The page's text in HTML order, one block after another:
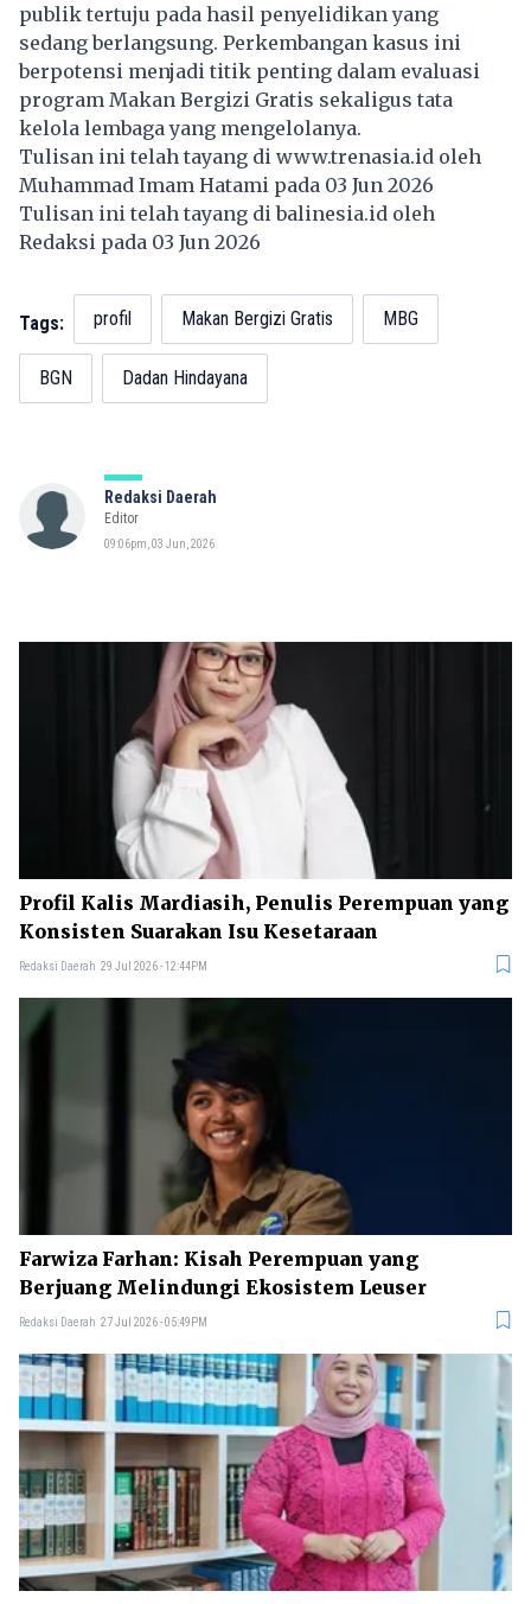
publik tertuju pada hasil penyelidikan yang
sedang berlangsung. Perkembangan kasus ini
berpotensi menjadi titik penting dalam evaluasi
program Makan Bergizi Gratis sekaligus tata
kelola lembaga yang mengelolanya.
Tulisan ini telah tayang di www.trenasia.id oleh
Muhammad Imam Hatami pada 03 Jun 2026
Tulisan ini telah tayang dibalinesia.id oleh
Redaksi pada 03 Jun 2026
Tags: profil Makan Bergizi Gratis MBG
BGN Dadan Hindayana
Redaksi Daerah
Editor
09:06pm, 03 Jun, 2026
Profil Kalis Mardiasih, Penulis Perempuan yang
Konsisten Suarakan Isu Kesetaraan
Redaksi Daerah 29 Jul 2026 - 12:44PM
Farwiza Farhan: Kisah Perempuan yang
Berjuang Melindungi Ekosistem Leuser
Redaksi Daerah 27 Jul 2026 - 05:49PM